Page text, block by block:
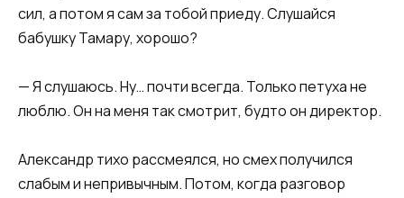
сил, а потом я сам за тобой приеду. Слушайся
бабушку Тамару, хорошо?
— Я слушаюсь. Ну… почти всегда. Только петуха не
люблю. Он на меня так смотрит, будто он директор.
Александр тихо рассмеялся, но смех получился
слабым и непривычным. Потом, когда разговор